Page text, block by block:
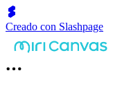
Creado con Slashpage